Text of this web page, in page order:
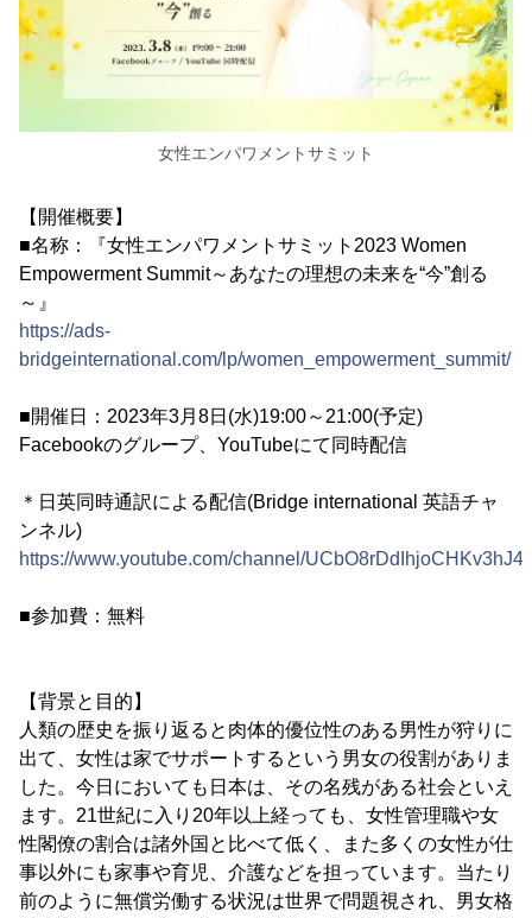
女性エンパワメントサミット
【開催概要】
■名称：『女性エンパワメントサミット2023 Women
Empowerment Summit～あなたの理想の未来を“今”創る
～』
https://ads-
bridgeinternational.com/lp/women_empowerment_summit/
■開催日：2023年3月8日(水)19:00～21:00(予定)
Facebookのグループ、YouTubeにて同時配信
＊日英同時通訳による配信(Bridge international 英語チャ
ンネル)
https://www.youtube.com/channel/
■参加費：無料
【背景と目的】
人類の歴史を振り返ると肉体的優位性のある男性が狩りに
出て、女性は家でサポートするという男女の役割がありま
した。今日においても日本は、その名残がある社会といえ
ます。21世紀に入り20年以上経っても、女性管理職や女
性閣僚の割合は諸外国と比べて低く、また多くの女性が仕
事以外にも家事や育児、介護などを担っています。当たり
前のように無償労働する状況は世界で問題視され、男女格